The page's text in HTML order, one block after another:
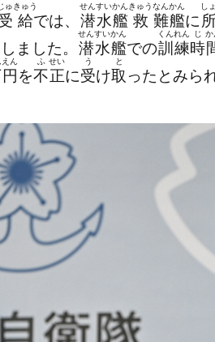
ゅ
給
きゅう
では、 潜
せん
水
すい
艦
かん
救
きゅう
難
なん
艦
かん
に
しょ
ました。 潜
せん
水
すい
艦
かん
での訓
くん
練
れん
時
じ か
円
えん
を不
ふ
正
せい
に受
う
け取
と
ったとみら